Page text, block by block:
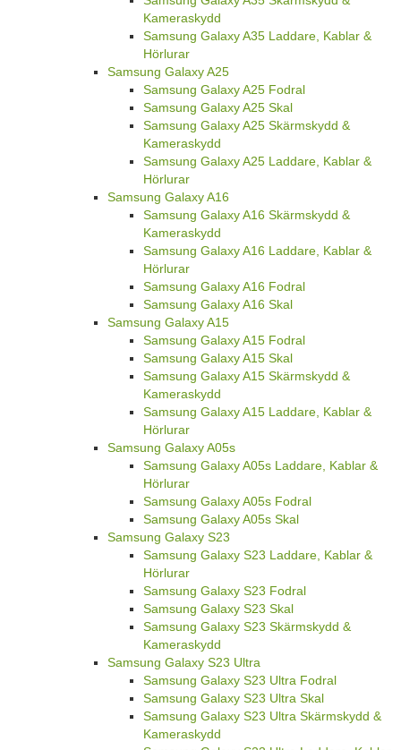
Kameraskydd
Samsung Galaxy A35 Laddare, Kablar &
Hörlurar
Samsung Galaxy A25
Samsung Galaxy A25 Fodral
Samsung Galaxy A25 Skal
Samsung Galaxy A25 Skärmskydd &
Kameraskydd
Samsung Galaxy A25 Laddare, Kablar &
Hörlurar
Samsung Galaxy A16
Samsung Galaxy A16 Skärmskydd &
Kameraskydd
Samsung Galaxy A16 Laddare, Kablar &
Hörlurar
Samsung Galaxy A16 Fodral
Samsung Galaxy A16 Skal
Samsung Galaxy A15
Samsung Galaxy A15 Fodral
Samsung Galaxy A15 Skal
Samsung Galaxy A15 Skärmskydd &
Kameraskydd
Samsung Galaxy A15 Laddare, Kablar &
Hörlurar
Samsung Galaxy A05s
Samsung Galaxy A05s Laddare, Kablar &
Hörlurar
Samsung Galaxy A05s Fodral
Samsung Galaxy A05s Skal
Samsung Galaxy S23
Samsung Galaxy S23 Laddare, Kablar &
Hörlurar
Samsung Galaxy S23 Fodral
Samsung Galaxy S23 Skal
Samsung Galaxy S23 Skärmskydd &
Kameraskydd
Samsung Galaxy S23 Ultra
Samsung Galaxy S23 Ultra Fodral
Samsung Galaxy S23 Ultra Skal
Samsung Galaxy S23 Ultra Skärmskydd &
Kameraskydd